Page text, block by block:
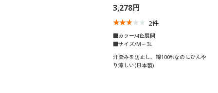
3,278円
2件
■カラー/4色展開
■サイズ/M～3L
汗染みを防止し、綿100%なのにひんや
り涼しい(日本製)